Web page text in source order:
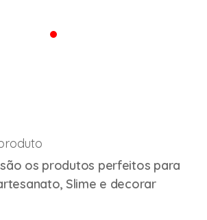
os produtos perfeitos para
Slime e decorar